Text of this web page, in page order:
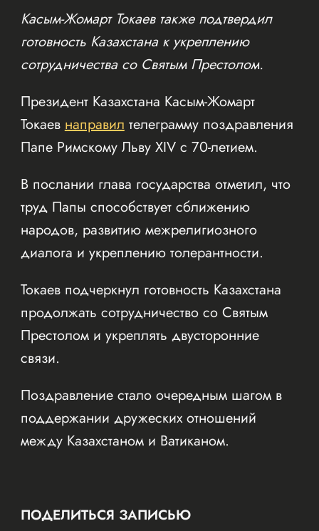
Касым-Жомарт Токаев также подтвердил
готовность Казахстана к укреплению
сотрудничества со Святым Престолом.
Президент Казахстана Касым-Жомарт
Токаевнаправилтелеграмму поздравления
Папе Римскому Льву XIV с 70-летием.
В послании глава государства отметил, что
труд Папы способствует сближению
народов, развитию межрелигиозного
диалога и укреплению толерантности.
Токаев подчеркнул готовность Казахстана
продолжать сотрудничество со Святым
Престолом и укреплять двусторонние
связи.
Поздравление стало очередным шагом в
поддержании дружеских отношений
между Казахстаном и Ватиканом.
ПОДЕЛИТЬСЯ ЗАПИСЬЮ